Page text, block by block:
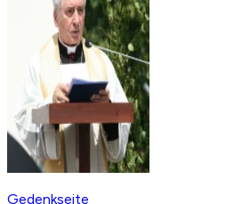
Gedenkseite